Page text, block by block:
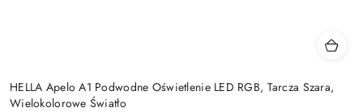
HELLA Apelo A1 Podwodne Oświetlenie LED RGB, Tarcza Szara,
Wielokolorowe Światło